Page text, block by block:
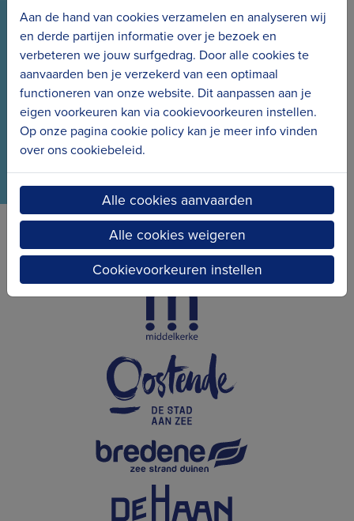
VOLG ONS VIA ONZE SOCIALS
Wees meteen op de hoogte van het laatste nieuws
en de nieuwe projecten.
Erfgoedcel Kusterfgoed verbindt
Aan de hand van cookies verzamelen en analyseren wij
en derde partijen informatie over je bezoek en
verbeteren we jouw surfgedrag. Door alle cookies te
aanvaarden ben je verzekerd van een optimaal
functioneren van onze website. Dit aanpassen aan je
eigen voorkeuren kan via cookievoorkeuren instellen.
Op onze pagina cookie policy kan je meer info vinden
over ons cookiebeleid.
Alle cookies aanvaarden
Alle cookies weigeren
Cookievoorkeuren instellen